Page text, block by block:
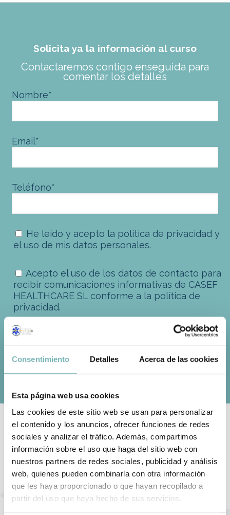
Consentimiento Detalles Acerca de las cookies
Esta página web usa cookies
Las cookies de este sitio web se usan para personalizar
el contenido y los anuncios, ofrecer funciones de redes
sociales y analizar el tráfico. Además, compartimos
información sobre el uso que haga del sitio web con
nuestros partners de redes sociales, publicidad y análisis
web, quienes pueden combinarla con otra información
que les haya proporcionado o que hayan recopilado a
partir del uso que haya hecho de sus servicios.
Solicita ya la información al curso
Contactaremos contigo enseguida para
comentar los detalles
Nombre*
Email*
Teléfono*
He leído y acepto la política de privacidad y
el uso de mis datos personales.
Acepto el uso de los datos de contacto para
recibir comunicaciones informativas de CASEF
HEALTHCARE SL conforme a la política de
privacidad.
Contrata el personal sanitario que
precisas
Cuéntanos qué necesitas y nosotros nos encargamos de
proporcionarte el personal médico necesario, instalaciones y